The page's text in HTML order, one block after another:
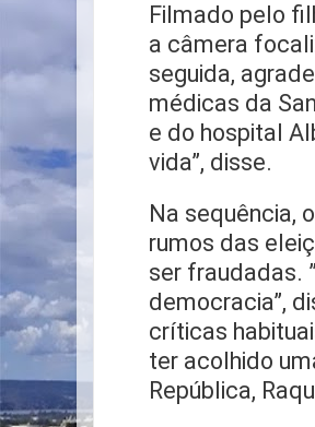
Filmado pelo
a câmera
seguida,
médicas da
e do hospital
vida”, disse.
Na sequência,
rumos das
ser fraudadas.
democracia”,
críticas
ter acolhido
República,